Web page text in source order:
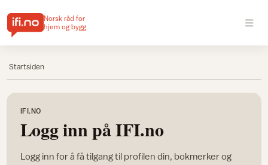
Norsk råd for
hjem og bygg
Startsiden
IFI.NO
Logg inn på IFI.no
Logg inn for å få tilgang til profilen din, bokmerker og